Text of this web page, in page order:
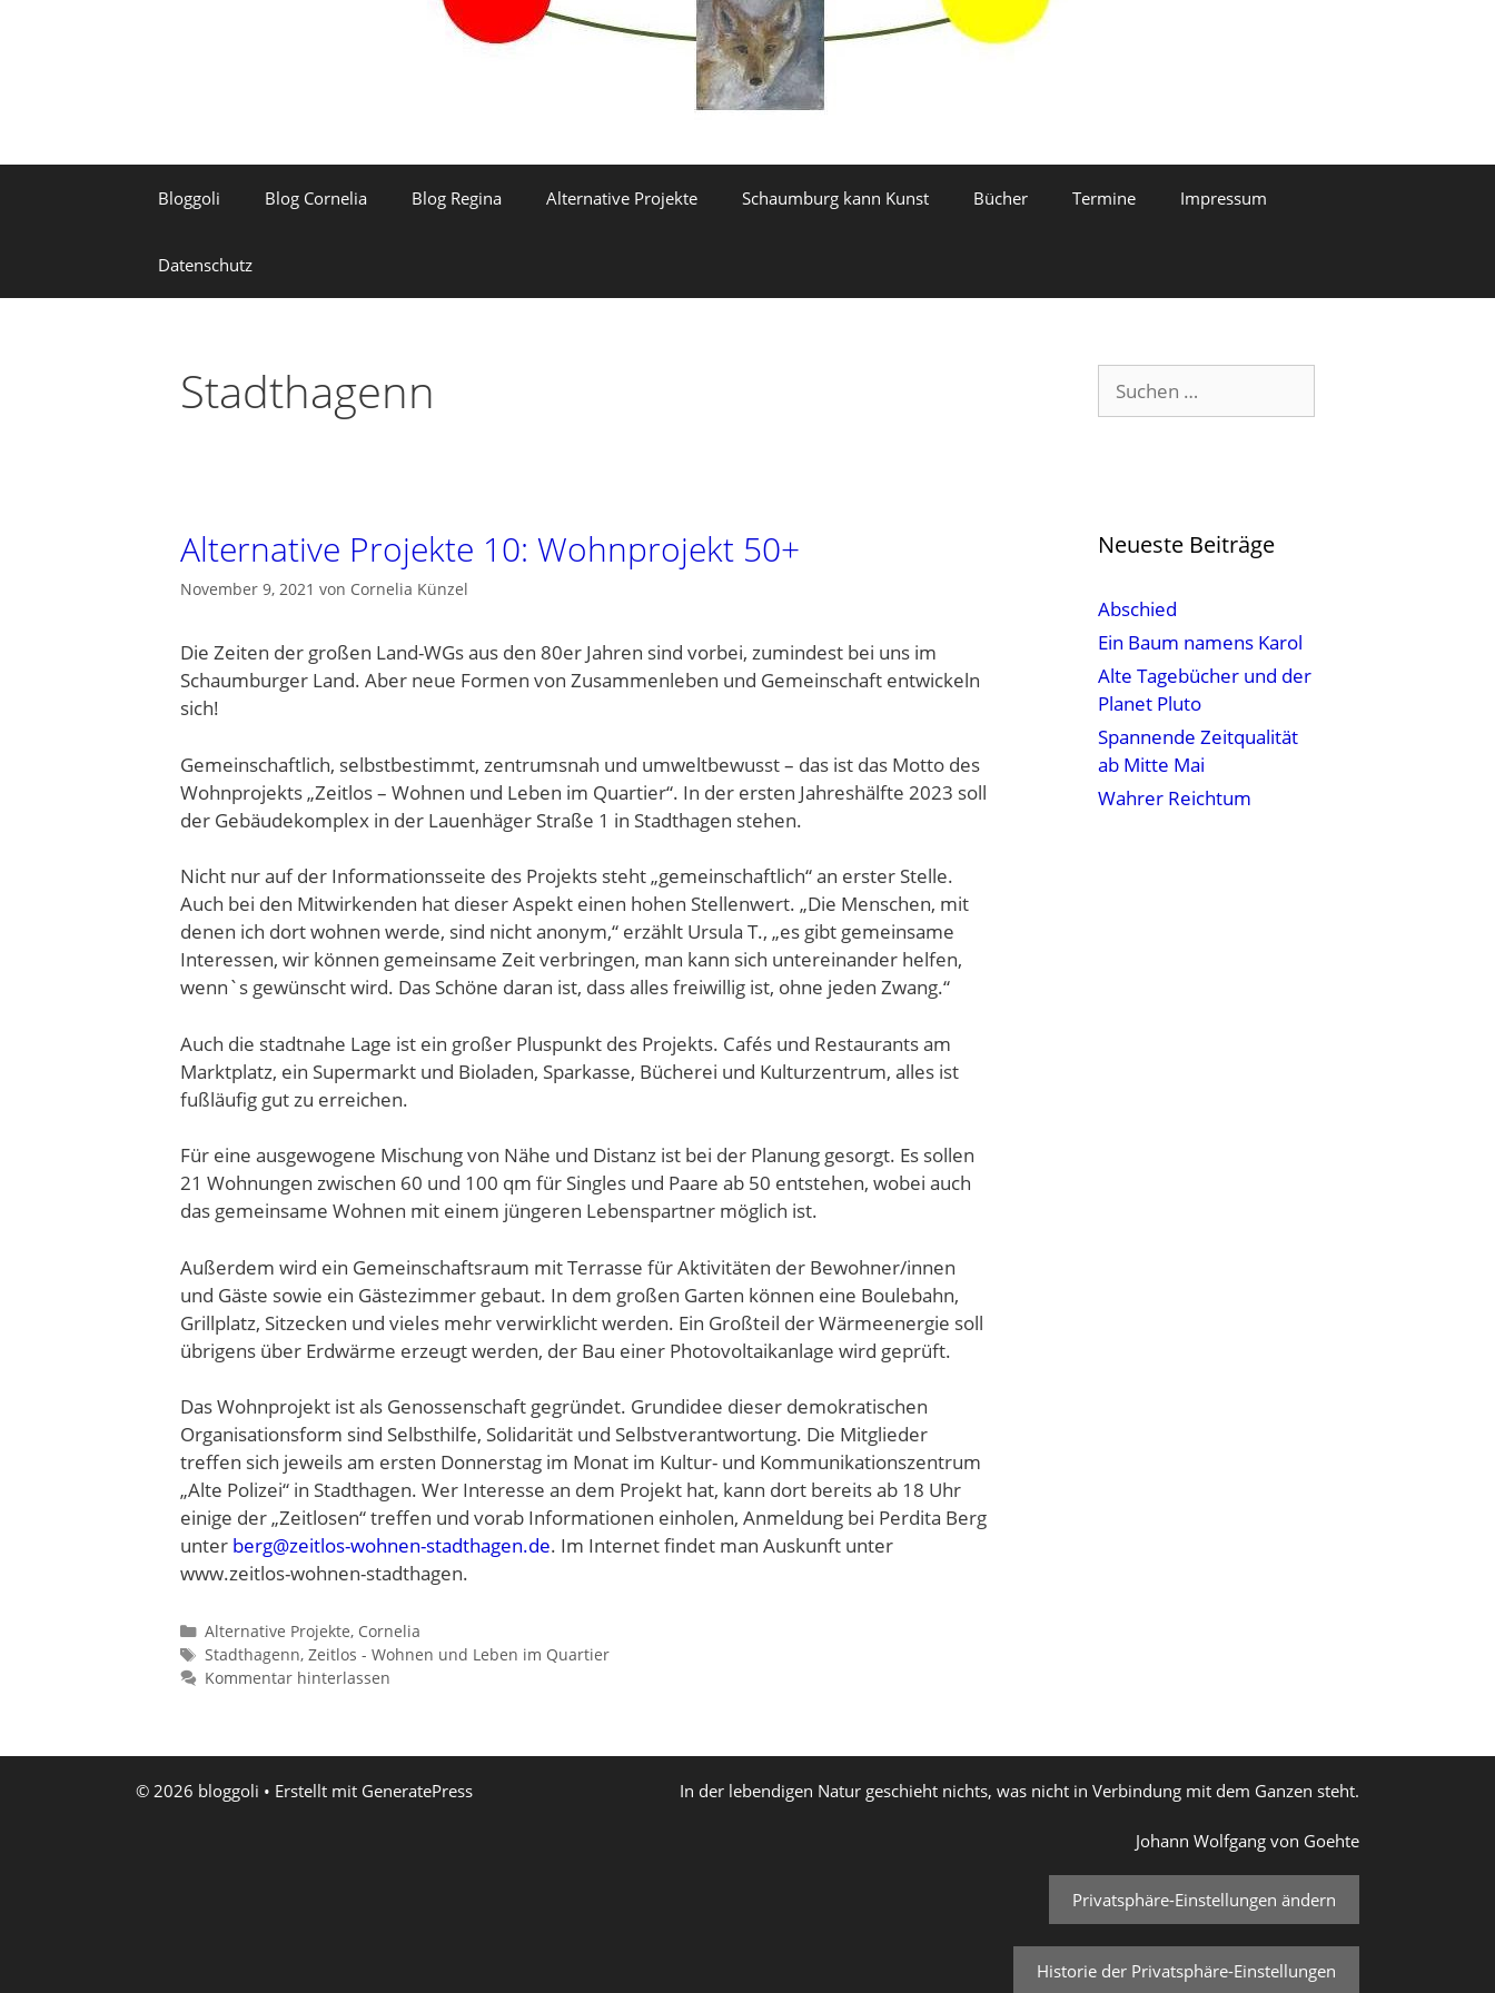
Bloggoli Blog Cornelia Blog Regina Alternative Projekte Schaumburg kann Kunst Bücher Termine Impressum
Datenschutz
Stadthagenn
Alternative Projekte 10: Wohnprojekt 50+
November 9, 2021 von Cornelia Künzel
Die Zeiten der großen Land-WGs aus den 80er Jahren sind vorbei, zumindest bei uns im
Schaumburger Land. Aber neue Formen von Zusammenleben und Gemeinschaft entwickeln
sich!
Gemeinschaftlich, selbstbestimmt, zentrumsnah und umweltbewusst – das ist das Motto des
Wohnprojekts „Zeitlos – Wohnen und Leben im Quartier“. In der ersten Jahreshälfte 2023 soll
der Gebäudekomplex in der Lauenhäger Straße 1 in Stadthagen stehen.
Nicht nur auf der Informationsseite des Projekts steht „gemeinschaftlich“ an erster Stelle.
Auch bei den Mitwirkenden hat dieser Aspekt einen hohen Stellenwert. „Die Menschen, mit
denen ich dort wohnen werde, sind nicht anonym,“ erzählt Ursula T., „es gibt gemeinsame
Interessen, wir können gemeinsame Zeit verbringen, man kann sich untereinander helfen,
wenn`s gewünscht wird. Das Schöne daran ist, dass alles freiwillig ist, ohne jeden Zwang.“
Auch die stadtnahe Lage ist ein großer Pluspunkt des Projekts. Cafés und Restaurants am
Marktplatz, ein Supermarkt und Bioladen, Sparkasse, Bücherei und Kulturzentrum, alles ist
fußläufig gut zu erreichen.
Für eine ausgewogene Mischung von Nähe und Distanz ist bei der Planung gesorgt. Es sollen
21 Wohnungen zwischen 60 und 100 qm für Singles und Paare ab 50 entstehen, wobei auch
das gemeinsame Wohnen mit einem jüngeren Lebenspartner möglich ist.
Außerdem wird ein Gemeinschaftsraum mit Terrasse für Aktivitäten der Bewohner/innen
und Gäste sowie ein Gästezimmer gebaut. In dem großen Garten können eine Boulebahn,
Grillplatz, Sitzecken und vieles mehr verwirklicht werden. Ein Großteil der Wärmeenergie soll
übrigens über Erdwärme erzeugt werden, der Bau einer Photovoltaikanlage wird geprüft.
Das Wohnprojekt ist als Genossenschaft gegründet. Grundidee dieser demokratischen
Organisationsform sind Selbsthilfe, Solidarität und Selbstverantwortung. Die Mitglieder
treffen sich jeweils am ersten Donnerstag im Monat im Kultur- und Kommunikationszentrum
„Alte Polizei“ in Stadthagen. Wer Interesse an dem Projekt hat, kann dort bereits ab 18 Uhr
einige der „Zeitlosen“ treffen und vorab Informationen einholen, Anmeldung bei Perdita Berg
unter berg@zeitlos-wohnen-stadthagen.de. Im Internet findet man Auskunft unter
www.zeitlos-wohnen-stadthagen.
Kategorien
Alternative Projekte, Cornelia
Schlagwörter
Stadthagenn, Zeitlos - Wohnen und Leben im Quartier
Kommentar hinterlassen
Suchen
nach:
Neueste Beiträge
Abschied
Ein Baum namens Karol
Alte Tagebücher und der
Planet Pluto
Spannende Zeitqualität
ab Mitte Mai
Wahrer Reichtum
In der lebendigen Natur geschieht nichts, was nicht in Verbindung mit dem Ganzen steht.
Johann Wolfgang von Goehte
Privatsphäre-Einstellungen ändern
Historie der Privatsphäre-Einstellungen
© 2026 bloggoli • Erstellt mit GeneratePress